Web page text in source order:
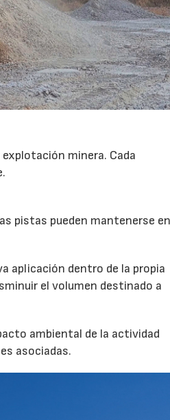
minera. Cada
pistas pueden mantenerse en
aplicación dentro de la propia
el volumen destinado a
ambiental de la actividad
asociadas.